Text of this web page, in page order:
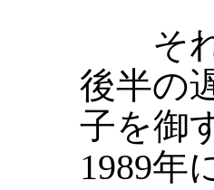
それ
後半の
子を御
1989年